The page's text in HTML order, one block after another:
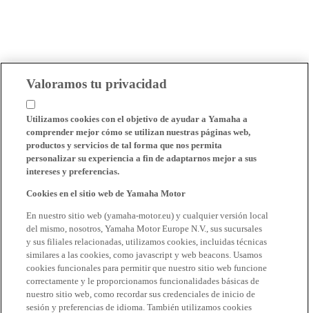
Valoramos tu privacidad
Utilizamos cookies con el objetivo de ayudar a Yamaha a
comprender mejor cómo se utilizan nuestras páginas web,
productos y servicios de tal forma que nos permita
personalizar su experiencia a fin de adaptarnos mejor a sus
intereses y preferencias.
Cookies en el sitio web de Yamaha Motor
En nuestro sitio web (yamaha-motor.eu) y cualquier versión local
del mismo, nosotros, Yamaha Motor Europe N.V., sus sucursales
y sus filiales relacionadas, utilizamos cookies, incluidas técnicas
similares a las cookies, como javascript y web beacons. Usamos
cookies funcionales para permitir que nuestro sitio web funcione
correctamente y le proporcionamos funcionalidades básicas de
nuestro sitio web, como recordar sus credenciales de inicio de
sesión y preferencias de idioma. También utilizamos cookies